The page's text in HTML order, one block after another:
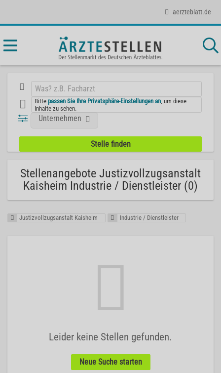
aerzteblatt.de
Bittepassen Sie Ihre Privatsphäre-Einstellungen an , um diese
Inhalte zu sehen.
Unternehmen
Stellenangebote Justizvollzugsanstalt
Kaisheim Industrie / Dienstleister (0)
Justizvollzugsanstalt Kaisheim Industrie / Dienstleister
Leider keine Stellen gefunden.
Neue Suche starten